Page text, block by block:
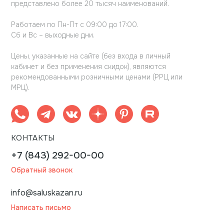
представлено более 20 тысяч наименований.
Работаем по Пн-Пт с 09:00 до 17:00.
Сб и Вс – выходные дни.
Цены, указанные на сайте (без входа в личный
кабинет и без применения скидок), являются
рекомендованными розничными ценами (РРЦ или
МРЦ).
КОНТАКТЫ
+7 (843) 292-00-00
Обратный звонок
info@saluskazan.ru
Написать письмо